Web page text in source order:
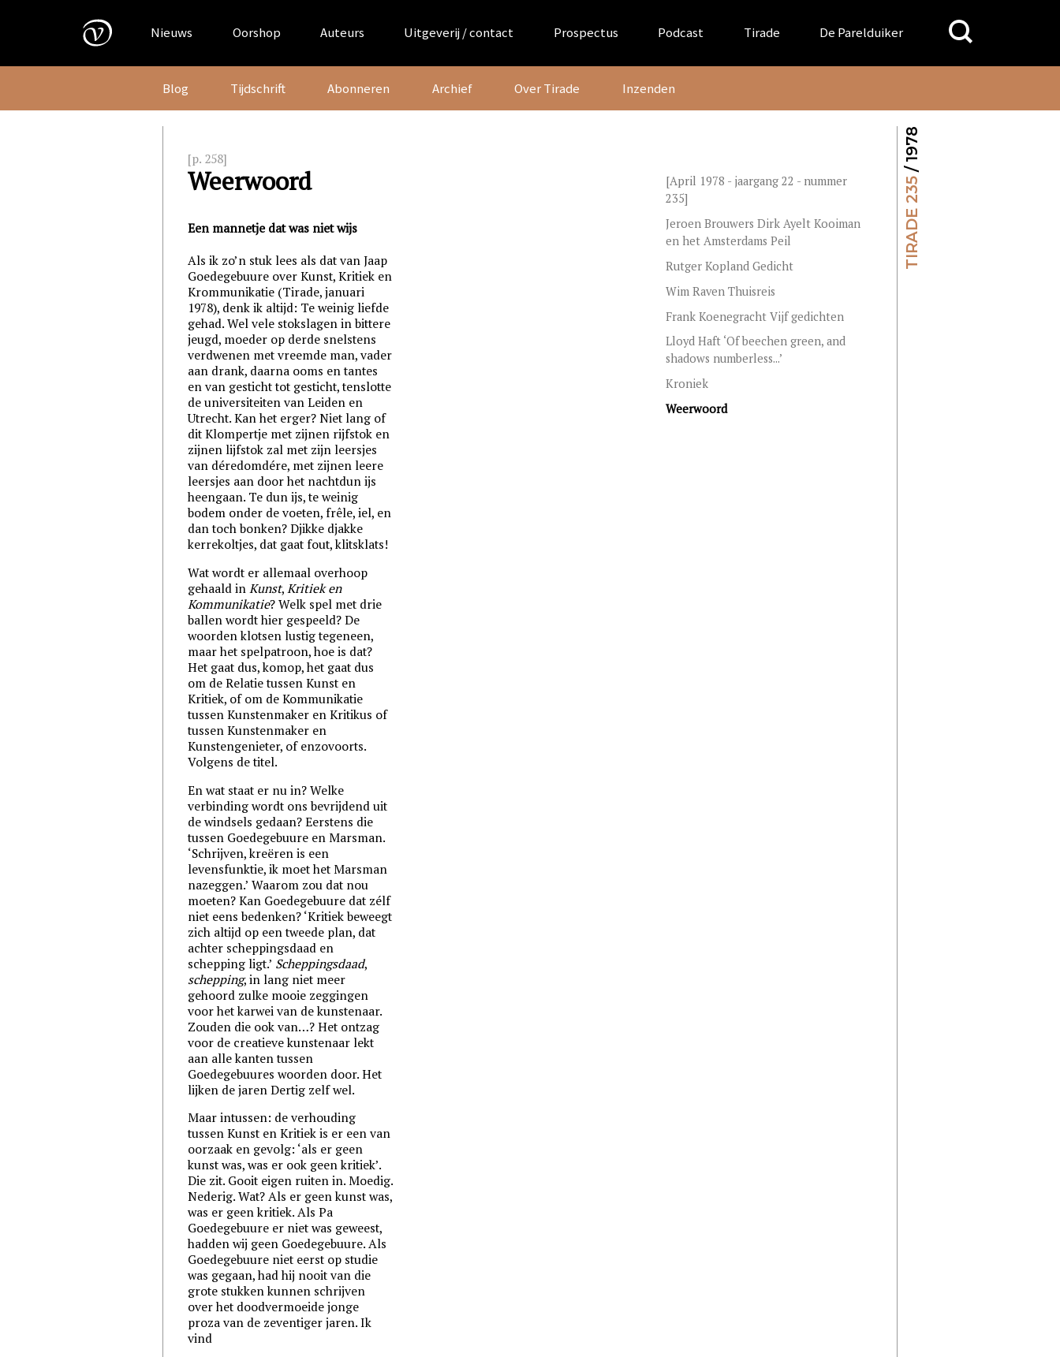
Nieuws Oorshop Auteurs Uitgeverij / contact Prospectus Podcast Tirade De Parelduiker
Search
for:
Blog Tijdschrift Abonneren Archief Over Tirade Inzenden
TIRADE 235
/ 1978
[p. 258]
Weerwoord
Een mannetje dat was niet wijs
Als ik zo’n stuk lees als dat van Jaap
Goedegebuure over Kunst, Kritiek en
Krommunikatie (Tirade, januari
1978), denk ik altijd: Te weinig liefde
gehad. Wel vele stokslagen in bittere
jeugd, moeder op derde snelstens
verdwenen met vreemde man, vader
aan drank, daarna ooms en tantes
en van gesticht tot gesticht, tenslotte
de universiteiten van Leiden en
Utrecht. Kan het erger? Niet lang of
dit Klompertje met zijnen rijfstok en
zijnen lijfstok zal met zijn leersjes
van déredomdére, met zijnen leere
leersjes aan door het nachtdun ijs
heengaan. Te dun ijs, te weinig
bodem onder de voeten, frêle, iel, en
dan toch bonken? Djikke djakke
kerrekoltjes, dat gaat fout, klitsklats!
Wat wordt er allemaal overhoop
gehaald in Kunst, Kritiek en
Kommunikatie? Welk spel met drie
ballen wordt hier gespeeld? De
woorden klotsen lustig tegeneen,
maar het spelpatroon, hoe is dat?
Het gaat dus, komop, het gaat dus
om de Relatie tussen Kunst en
Kritiek, of om de Kommunikatie
tussen Kunstenmaker en Kritikus of
tussen Kunstenmaker en
Kunstengenieter, of enzovoorts.
Volgens de titel.
En wat staat er nu in? Welke
verbinding wordt ons bevrijdend uit
de windsels gedaan? Eerstens die
tussen Goedegebuure en Marsman.
‘Schrijven, kreëren is een
levensfunktie, ik moet het Marsman
nazeggen.’ Waarom zou dat nou
moeten? Kan Goedegebuure dat zélf
niet eens bedenken? ‘Kritiek beweegt
zich altijd op een tweede plan, dat
achter scheppingsdaad en
schepping ligt.’ Scheppingsdaad,
schepping, in lang niet meer
gehoord zulke mooie zeggingen
voor het karwei van de kunstenaar.
Zouden die ook van…? Het ontzag
voor de creatieve kunstenaar lekt
aan alle kanten tussen
Goedegebuures woorden door. Het
lijken de jaren Dertig zelf wel.
Maar intussen: de verhouding
tussen Kunst en Kritiek is er een van
oorzaak en gevolg: ‘als er geen
kunst was, was er ook geen kritiek’.
Die zit. Gooit eigen ruiten in. Moedig.
Nederig. Wat? Als er geen kunst was,
was er geen kritiek. Als Pa
Goedegebuure er niet was geweest,
hadden wij geen Goedegebuure. Als
Goedegebuure niet eerst op studie
was gegaan, had hij nooit van die
grote stukken kunnen schrijven
over het doodvermoeide jonge
proza van de zeventiger jaren. Ik
vind
[April 1978 - jaargang 22 - nummer
235]
Jeroen Brouwers Dirk Ayelt Kooiman
en het Amsterdams Peil
Rutger Kopland Gedicht
Wim Raven Thuisreis
Frank Koenegracht Vijf gedichten
Lloyd Haft ‘Of beechen green, and
shadows numberless...’
Kroniek
Weerwoord